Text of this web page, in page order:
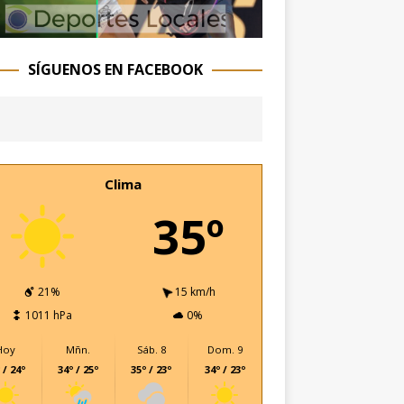
SÍGUENOS EN FACEBOOK
Clima
35º
21%
15 km/h
1011 hPa
0%
/ 24º
Mñn.
34º / 25º
Sáb. 8
35º / 23º
Dom. 9
34º / 23º